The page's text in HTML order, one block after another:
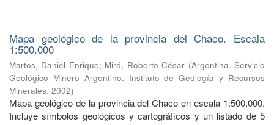
Mapa geológico de la provincia del Chaco. Escala
1:500.000
Martos, Daniel Enrique; Miró, Roberto César (Argentina. Servicio
Geológico Minero Argentino. Instituto de Geología y Recursos
Minerales, 2002)
Mapa geológico de la provincia del Chaco en escala 1:500.000.
Incluye símbolos geológicos y cartográficos y un listado de 5